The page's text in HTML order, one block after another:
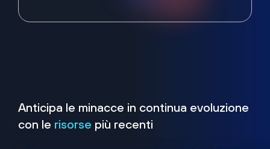
Anticipa le minacce in continua evoluzione
con le risorse più recenti